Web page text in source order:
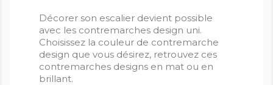
Décorer son escalier devient possible
avec les contremarches design uni.
Choisissez la couleur de contremarche
design que vous désirez, retrouvez ces
contremarches designs en mat ou en
brillant.